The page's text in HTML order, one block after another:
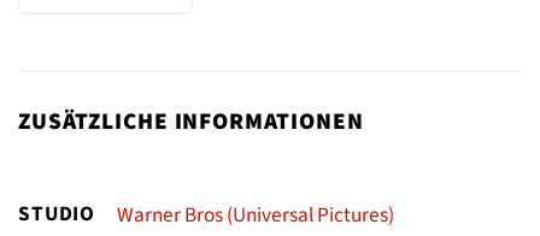
ZUSÄTZLICHE INFORMATIONEN
STUDIO Warner Bros (Universal Pictures)